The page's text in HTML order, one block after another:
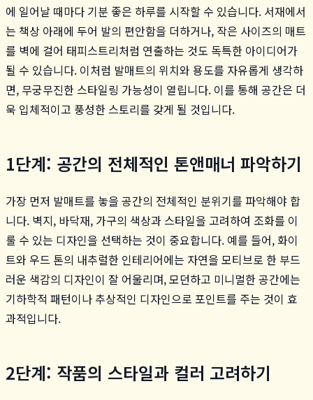
에 일어날 때마다 기분 좋은 하루를 시작할 수 있습니다. 서재에서
는 책상 아래에 두어 발의 편안함을 더하거나, 작은 사이즈의 매트
를 벽에 걸어 태피스트리처럼 연출하는 것도 독특한 아이디어가
될 수 있습니다. 이처럼 발매트의 위치와 용도를 자유롭게 생각하
면, 무궁무진한 스타일링 가능성이 열립니다. 이를 통해 공간은 더
욱 입체적이고 풍성한 스토리를 갖게 될 것입니다.
1단계: 공간의 전체적인 톤앤매너 파악하기
가장 먼저 발매트를 놓을 공간의 전체적인 분위기를 파악해야 합
니다. 벽지, 바닥재, 가구의 색상과 스타일을 고려하여 조화를 이
룰 수 있는 디자인을 선택하는 것이 중요합니다. 예를 들어, 화이
트와 우드 톤의 내추럴한 인테리어에는 자연을 모티브로 한 부드
러운 색감의 디자인이 잘 어울리며, 모던하고 미니멀한 공간에는
기하학적 패턴이나 추상적인 디자인으로 포인트를 주는 것이 효
과적입니다.
2단계: 작품의 스타일과 컬러 고려하기